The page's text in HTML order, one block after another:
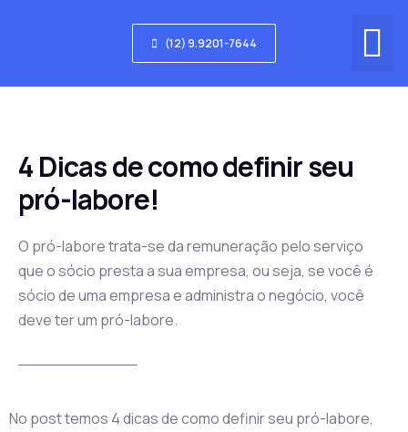
(12) 9.9201-7644
4 Dicas de como definir seu
pró-labore!
O pró-labore trata-se da remuneração pelo serviço
que o sócio presta a sua empresa, ou seja, se você é
sócio de uma empresa e administra o negócio, você
deve ter um pró-labore.
No post temos 4 dicas de como definir seu pró-labore,